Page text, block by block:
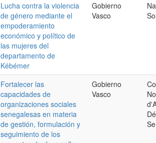
Lucha contra la violencia
de género mediante el
empoderamiento
económico y político de
las mujeres del
departamento de
Kébémer
Gobierno
Vasco
Fortalecer las
capacidades de
organizaciones sociales
senegalesas en materia
de gestión, formulación y
seguimiento de los
Gobierno
Vasco